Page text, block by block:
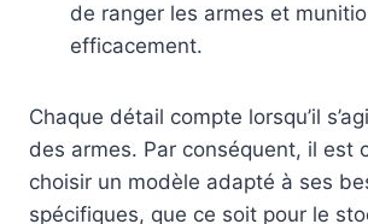
de ranger les armes et
efficacement.
Chaque détail compte lorsqu’il
des armes. Par conséquent, il est
choisir un modèle adapté à ses
spécifiques, que ce soit pour le